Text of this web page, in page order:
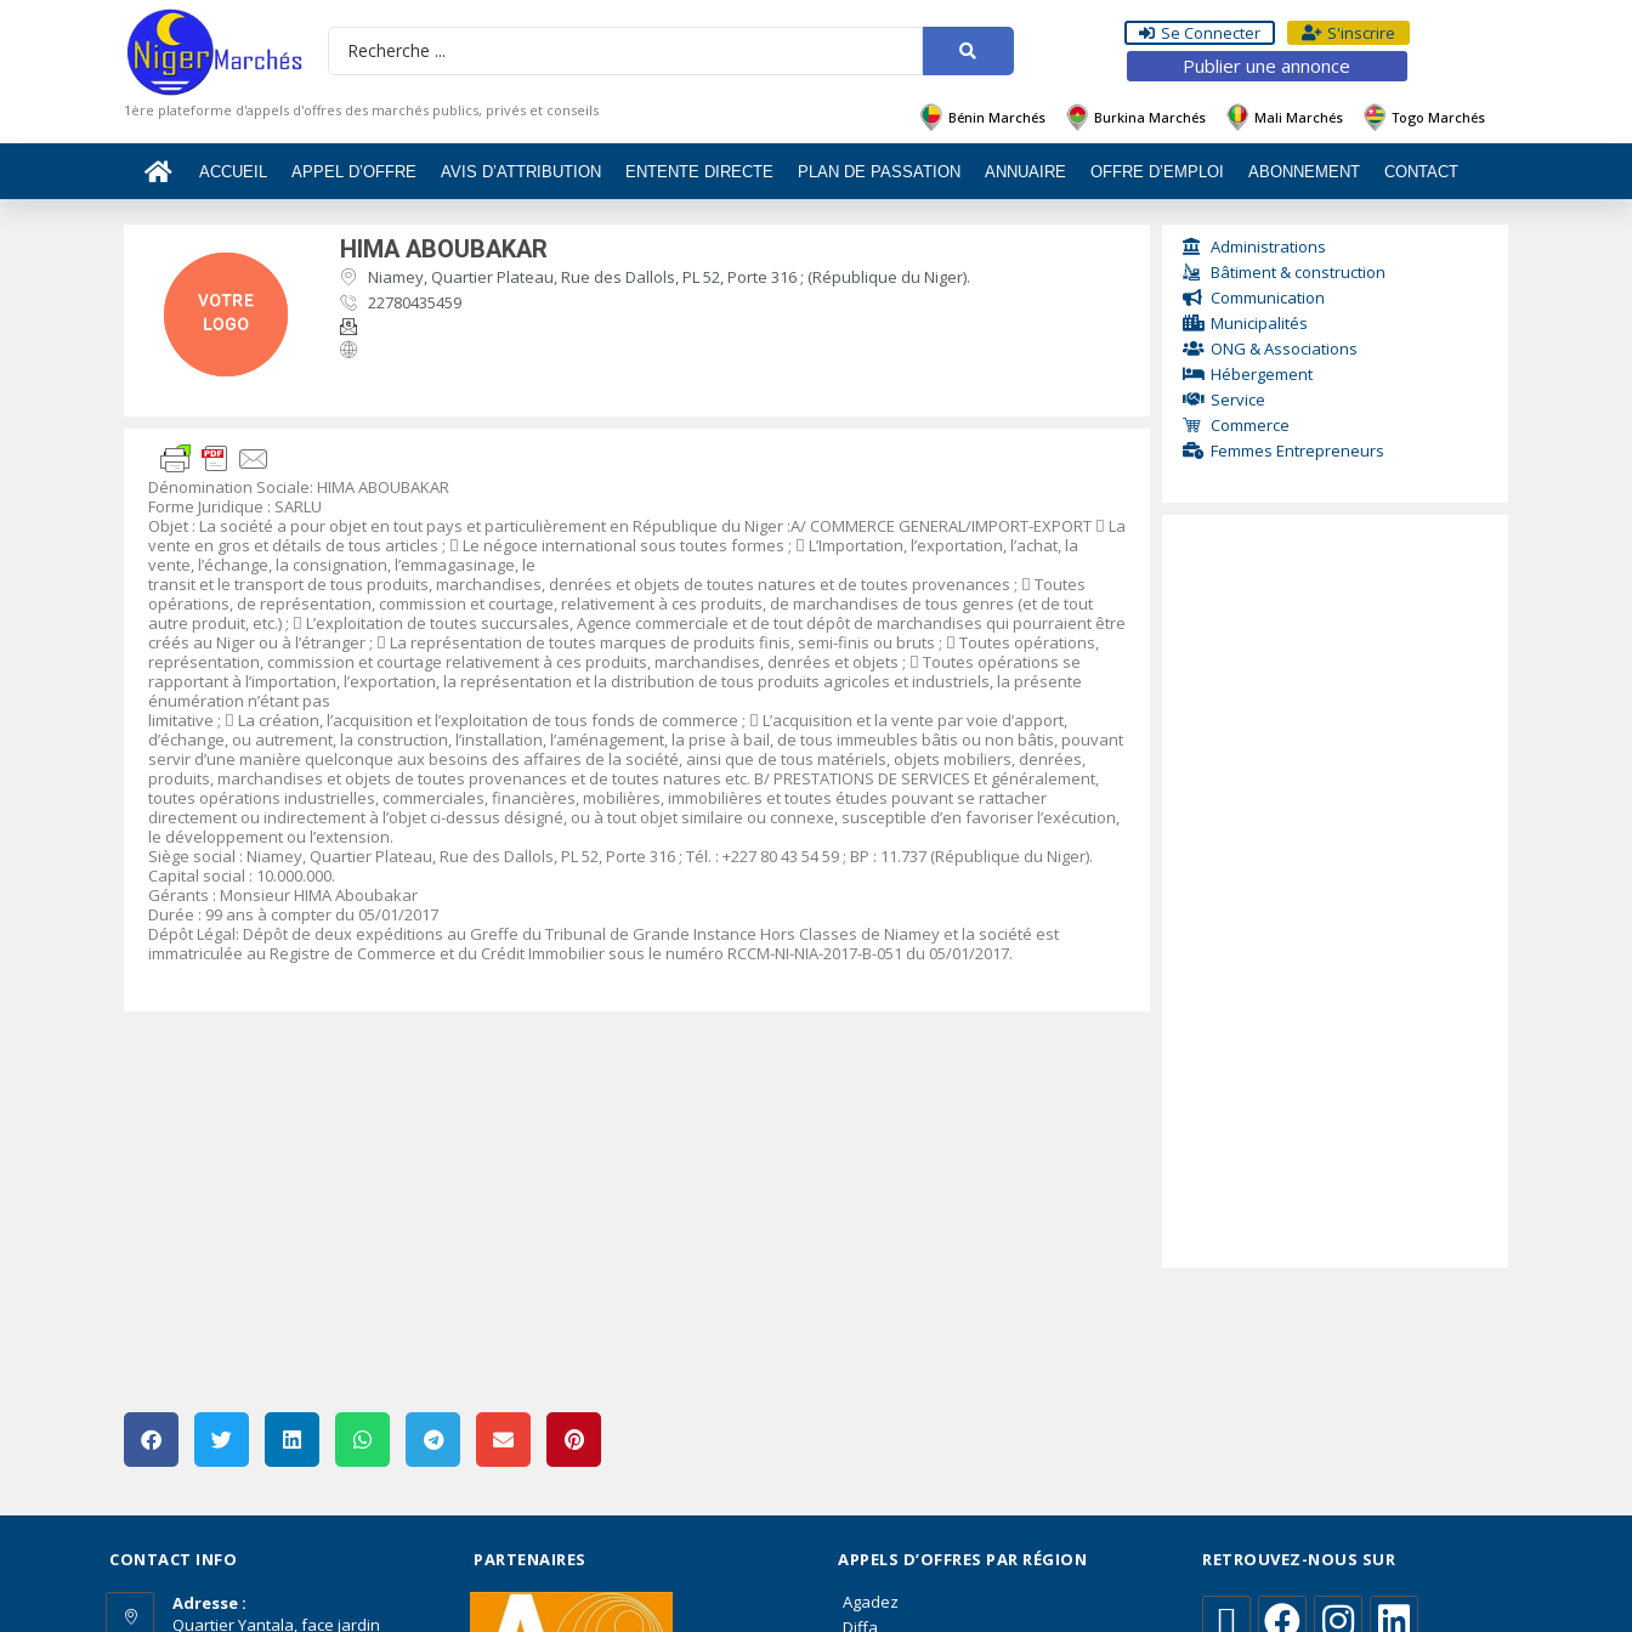
Se Connecter S'inscrire
Publier une annonce
1ère plateforme d'appels d'offres des marchés publics, privés et conseils Bénin Marchés Burkina Marchés Mali Marchés Togo Marchés
ACCUEIL APPEL D’OFFRE AVIS D’ATTRIBUTION ENTENTE DIRECTE PLAN DE PASSATION ANNUAIRE OFFRE D’EMPLOI ABONNEMENT CONTACT
HIMA ABOUBAKAR
Niamey, Quartier Plateau, Rue des Dallols, PL 52, Porte 316 ; (République du Niger).
22780435459
Dénomination Sociale: HIMA ABOUBAKAR
Forme Juridique : SARLU
Objet : La société a pour objet en tout pays et particulièrement en République du Niger :A/ COMMERCE GENERAL/IMPORT-EXPORT  La
vente en gros et détails de tous articles ;  Le négoce international sous toutes formes ;  L’Importation, l’exportation, l’achat, la
vente, l’échange, la consignation, l’emmagasinage, le
transit et le transport de tous produits, marchandises, denrées et objets de toutes natures et de toutes provenances ;  Toutes
opérations, de représentation, commission et courtage, relativement à ces produits, de marchandises de tous genres (et de tout
autre produit, etc.) ;  L’exploitation de toutes succursales, Agence commerciale et de tout dépôt de marchandises qui pourraient être
créés au Niger ou à l’étranger ;  La représentation de toutes marques de produits finis, semi-finis ou bruts ;  Toutes opérations,
représentation, commission et courtage relativement à ces produits, marchandises, denrées et objets ;  Toutes opérations se
rapportant à l’importation, l’exportation, la représentation et la distribution de tous produits agricoles et industriels, la présente
énumération n’étant pas
limitative ;  La création, l’acquisition et l’exploitation de tous fonds de commerce ;  L’acquisition et la vente par voie d’apport,
d’échange, ou autrement, la construction, l’installation, l’aménagement, la prise à bail, de tous immeubles bâtis ou non bâtis, pouvant
servir d’une manière quelconque aux besoins des affaires de la société, ainsi que de tous matériels, objets mobiliers, denrées,
produits, marchandises et objets de toutes provenances et de toutes natures etc. B/ PRESTATIONS DE SERVICES Et généralement,
toutes opérations industrielles, commerciales, financières, mobilières, immobilières et toutes études pouvant se rattacher
directement ou indirectement à l’objet ci-dessus désigné, ou à tout objet similaire ou connexe, susceptible d’en favoriser l’exécution,
le développement ou l’extension.
Siège social : Niamey, Quartier Plateau, Rue des Dallols, PL 52, Porte 316 ; Tél. : +227 80 43 54 59 ; BP : 11.737 (République du Niger).
Capital social : 10.000.000.
Gérants : Monsieur HIMA Aboubakar
Durée : 99 ans à compter du 05/01/2017
Dépôt Légal: Dépôt de deux expéditions au Greffe du Tribunal de Grande Instance Hors Classes de Niamey et la société est
immatriculée au Registre de Commerce et du Crédit Immobilier sous le numéro RCCM-NI-NIA-2017-B-051 du 05/01/2017.
Administrations
Bâtiment & construction
Communication
Municipalités
ONG & Associations
Hébergement
Service
Commerce
Femmes Entrepreneurs
CONTACT INFO
Adresse :
Quartier Yantala, face jardin
PARTENAIRES
APPELS D’OFFRES PAR RÉGION
Agadez
Diffa
RETROUVEZ-NOUS SUR